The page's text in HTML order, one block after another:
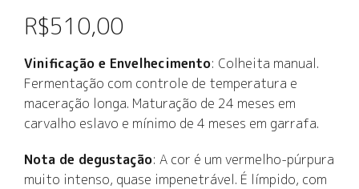
R$510,00
Vinificação e Envelhecimento: Colheita manual.
Fermentação com controle de temperatura e
maceração longa. Maturação de 24 meses em
carvalho eslavo e mínimo de 4 meses em garrafa.
Nota de degustação: A cor é um vermelho-púrpura
muito intenso, quase impenetrável. É límpido, com